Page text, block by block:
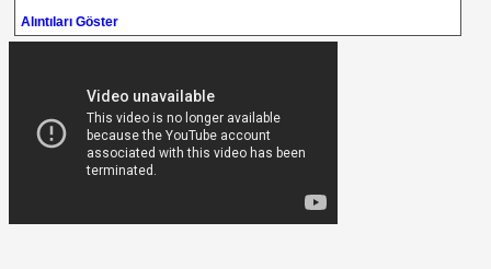
Alıntıları Göster